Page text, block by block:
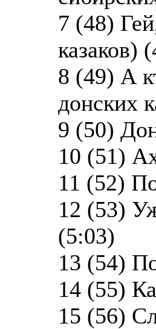
7 (48)
казаков)
8 (49) А
донских
9 (50)
10 (51)
11 (52)
12 (53)
(5:03)
13 (54)
14 (55)
15 (56)